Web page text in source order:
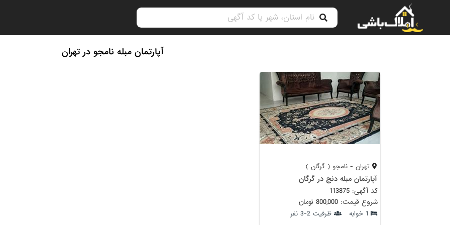
آپارتمان مبله نامجو در تهران
تهران - نامجو ( گرگان )
آپارتمان مبله دنج در گرگان
کد آگهی: 113875
شروع قیمت: 800,000 تومان
1 خوابه ظرفیت 2-3 نفر